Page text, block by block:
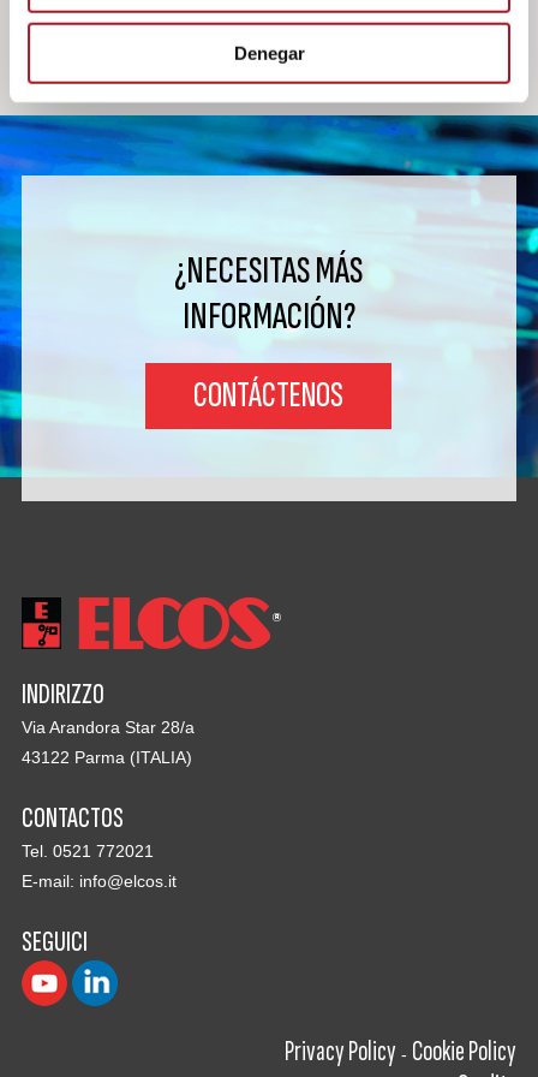
Denegar
¿NECESITAS MÁS
INFORMACIÓN?
CONTÁCTENOS
INDIRIZZO
Via Arandora Star 28/a
43122 Parma (ITALIA)
CONTACTOS
Tel. 0521 772021
E-mail: info@elcos.it
SEGUICI
Privacy Policy - Cookie Policy